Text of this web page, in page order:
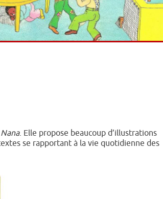
. Elle propose beaucoup d’illustrations
se rapportant à la vie quotidienne des